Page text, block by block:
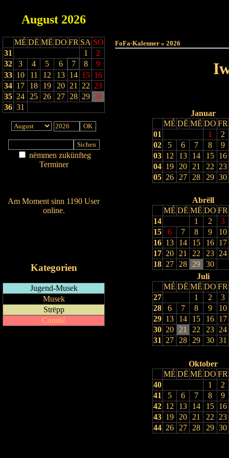
August 2026
MÉ DË MË DO FR SA SO
31
1
2
32
3 4 5 6 7 8
9
33 10 11 12 13 14 15 16
34 17 18 19 20 21 22 23
35 24 25 26 27 28 29 30
36 31
nëmmen zukünfteg
Terminer
Am Moment sinn 1190 User
online.
Kategorien
Jugend-Musek
Musek
Strëpp
Comité
FoFa-Kalenner » 2026
Januar
MÉ DË MË DO FR
01
1
2
02
5 6 7 8
9
03 12 13 14 15
16
04 19 20 21 22
23
05 26 27 28 29 30
Abrëll
MÉ DË MË DO FR
14
1 2
3
15
6 7 8 9
10
16 13 14 15 16
17
17 20 21 22 23
24
18 27 28 29
30
Juli
MÉ DË MË DO FR
27
1 2
3
28
6 7 8 9
10
29 13 14 15 16
17
30 20 21 22 23
24
31
27 28 29 30 31
Oktober
MÉ DË MË DO FR
40
1
2
41
5 6 7 8
9
42 12 13 14 15
16
43 19 20 21 22
23
44 26 27 28 29 30